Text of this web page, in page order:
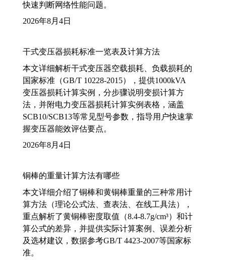
快速判断网络性能问题。
2026年8月4日
干式变压器损耗标准一览表及计算方法
本文详细解析干式变压器空载损耗、负载损耗的
国家标准（GB/T 10228-2015），提供1000kVA
变压器损耗计算实例，分步骤说明变损计算方
法，并附电力变压器损耗计算实例表格，涵盖
SCB10/SCB13等常见型号参数，指导用户快速掌
握变压器能效评估要点。
2026年8月4日
铜棒的重量计算方法有哪些
本文详细介绍了铜棒和黄铜棒重量的三种常用计
算方法（理论公式法、查表法、在线工具法），
重点解析了黄铜棒密度取值（8.4-8.7g/cm³）和计
算公式的差异，并提供实际计算案例、误差分析
及选材建议，数据参考GB/T 4423-2007等国家标
准。